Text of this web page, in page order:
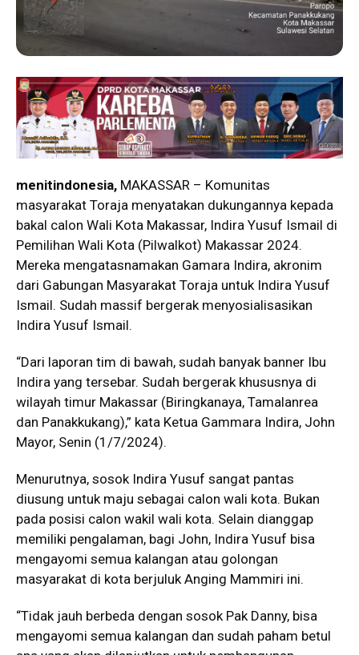
menitindonesia, MAKASSAR – Komunitas
masyarakat Toraja menyatakan dukungannya kepada
bakal calon Wali Kota Makassar, Indira Yusuf Ismail di
Pemilihan Wali Kota (Pilwalkot) Makassar 2024.
Mereka mengatasnamakan Gamara Indira, akronim
dari Gabungan Masyarakat Toraja untuk Indira Yusuf
Ismail. Sudah massif bergerak menyosialisasikan
Indira Yusuf Ismail.
“Dari laporan tim di bawah, sudah banyak banner Ibu
Indira yang tersebar. Sudah bergerak khususnya di
wilayah timur Makassar (Biringkanaya, Tamalanrea
dan Panakkukang),” kata Ketua Gammara Indira, John
Mayor, Senin (1/7/2024).
Menurutnya, sosok Indira Yusuf sangat pantas
diusung untuk maju sebagai calon wali kota. Bukan
pada posisi calon wakil wali kota. Selain dianggap
memiliki pengalaman, bagi John, Indira Yusuf bisa
mengayomi semua kalangan atau golongan
masyarakat di kota berjuluk Anging Mammiri ini.
“Tidak jauh berbeda dengan sosok Pak Danny, bisa
mengayomi semua kalangan dan sudah paham betul